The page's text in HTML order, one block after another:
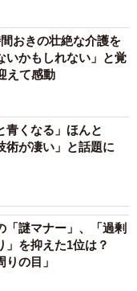
おきの壮絶な介護を
かもしれない」と覚
えて感動
青くなる」ほんと
術が凄い」と話題に
「謎マナー」、「過剰
」を抑えた1位は？
の目」